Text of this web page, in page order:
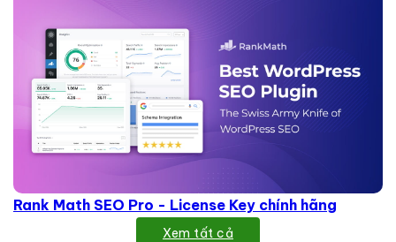
Rank Math SEO Pro - License Key chính hãng
Xem tất cả